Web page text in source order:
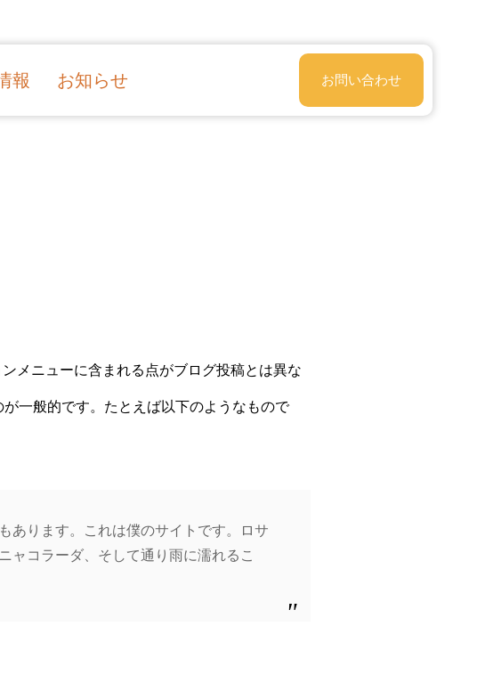
報 お知らせ お問い合わせ
メニューに含まれる点がブログ投稿とは異な
一般的です。たとえば以下のようなもので
あります。これは僕のサイトです。ロサ
ャコラーダ、そして通り雨に濡れるこ